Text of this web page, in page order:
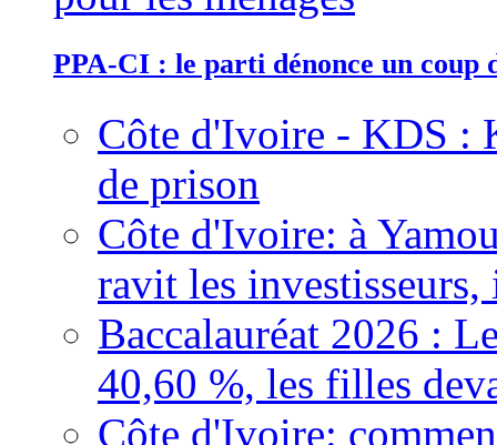
PPA-CI : le parti dénonce un coup
Côte d'Ivoire - KDS :
de prison
Côte d'Ivoire: à
ravit les
Baccalauréat 2026 :
40,60 %, les filles
Côte d'Ivoire: